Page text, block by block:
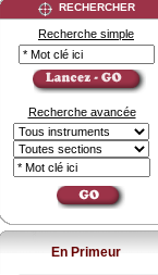
RECHERCHER
Recherche simple
Recherche avancée
En Primeur